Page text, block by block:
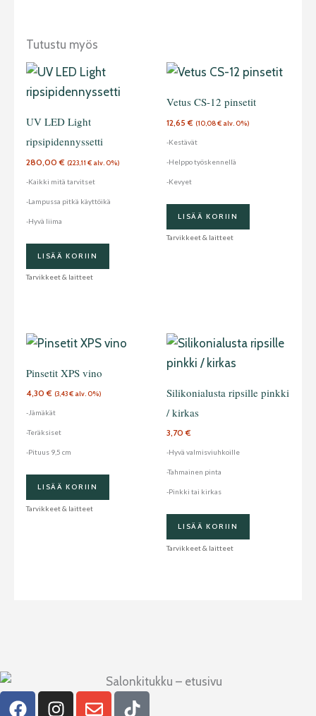
Tutustu myös
UV LED Light
ripsipidennyssetti
280,00€ (223,11 € alv. 0%)
-Kaikki mitä tarvitset
-Lampussa pitkä käyttöikä
-Hyvä liima
LISÄÄ KORIIN
Tarvikkeet & laitteet
Vetus CS-12 pinsetit
12,65€ (10,08€ alv. 0%)
-Kestävät
-Helppo työskennellä
-Kevyet
LISÄÄ KORIIN
Tarvikkeet & laitteet
Pinsetit XPS vino
4,30€ (3,43€ alv. 0%)
-Jämäkät
-Teräksiset
-Pituus 9,5 cm
LISÄÄ KORIIN
Tarvikkeet & laitteet
Silikonialusta ripsille pinkki
/ kirkas
3,70€
-Hyvä valmisviuhkoille
-Tahmainen pinta
-Pinkki tai kirkas
LISÄÄ KORIIN
Tällä
useampi
Tarvikkeet & laitteet
F
I
E
T